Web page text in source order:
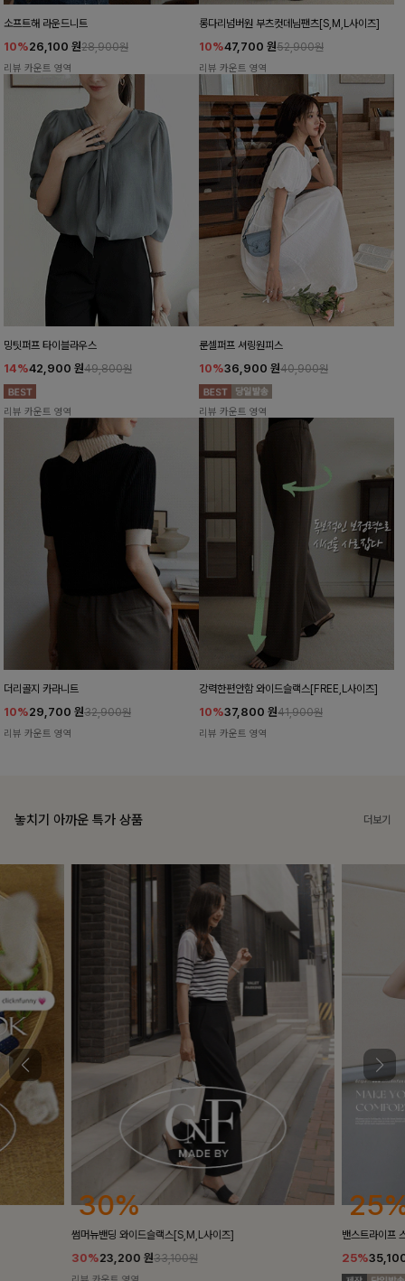
소프트해 라운드니트
10%26,100 원28,900원
리뷰 카운트 영역
롱다리넘버원 부츠컷데님팬츠[S,M,L사이즈]
10%47,700 원52,900원
리뷰 카운트 영역
밍팃퍼프 타이블라우스
14%42,900 원49,800원
리뷰 카운트 영역
룬셀퍼프 셔링원피스
10%36,900 원40,900원
리뷰 카운트 영역
더리골지 카라니트
10%29,700 원32,900원
리뷰 카운트 영역
강력한편안함 와이드슬랙스[FREE,L사이즈]
10%37,800 원41,900원
리뷰 카운트 영역
놓치기 아까운 특가 상품 더보기
25%
밴스트라이프 스트링원피스
25%35,100원46,800원
12%
쥬린레이스 카
12%